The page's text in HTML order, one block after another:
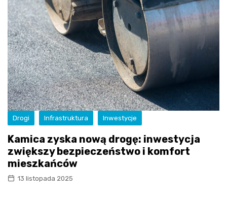
Drogi Infrastruktura Inwestycje
Kamica zyska nową drogę: inwestycja
zwiększy bezpieczeństwo i komfort
mieszkańców
13 listopada 2025